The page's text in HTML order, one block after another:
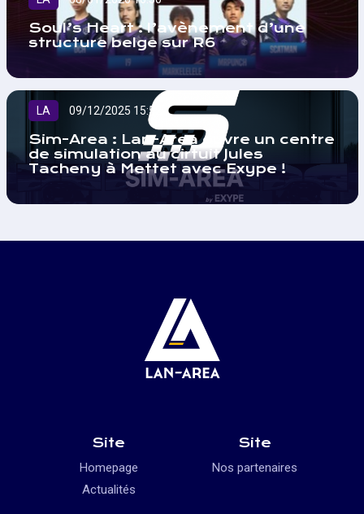
Soul’s Heart : l’avènement d’une
structure belge sur R6
LA 09/12/2025 15:52
Sim-Area : Lan-Area ouvre un centre
de simulation au cirtuit Jules
Tacheny à Mettet avec Exype !
Site
Homepage
Actualités
Site
Nos partenaires